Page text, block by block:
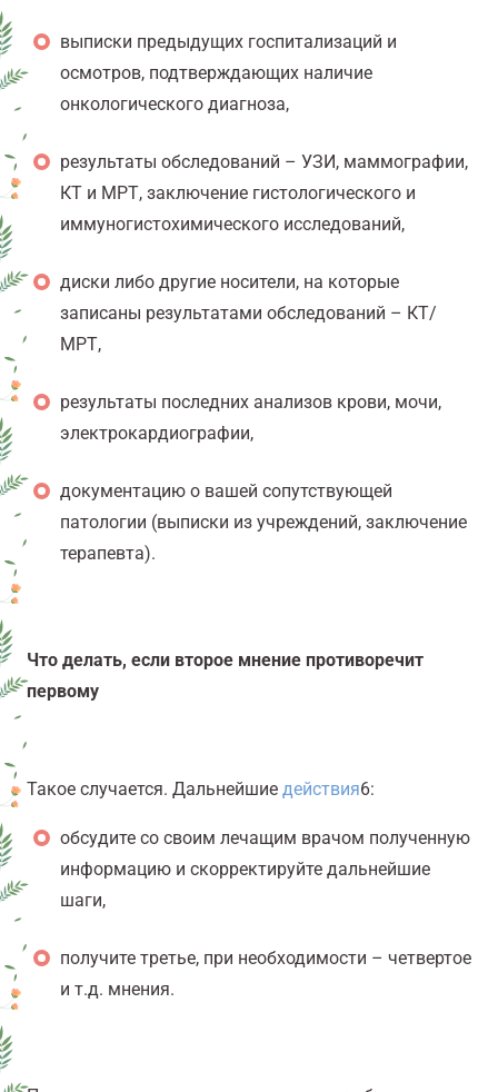
выписки предыдущих госпитализаций и
осмотров, подтверждающих наличие
онкологического диагноза,
результаты обследований – УЗИ, маммографии,
КТ и МРТ, заключение гистологического и
иммуногистохимического исследований,
диски либо другие носители, на которые
записаны результатами обследований – КТ/
МРТ,
результаты последних анализов крови, мочи,
электрокардиографии,
документацию о вашей сопутствующей
патологии (выписки из учреждений, заключение
терапевта).
Что делать, если второе мнение противоречит
первому
Такое случается. Дальнейшие действия6:
обсудите со своим лечащим врачом полученную
информацию и скорректируйте дальнейшие
шаги,
получите третье, при необходимости – четвертое
и т.д. мнения.